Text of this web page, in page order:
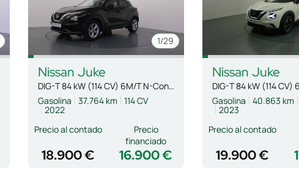
1/29
Nissan Juke
DIG-T 84 kW (114 CV) 6M/T N-Connecta
Gasolina
37.764 km 114 CV
2022
Precio al contado
18.900 € 16.900 €
Precio
financiado
Nissan Juke
Gasolina
40.863 km
2023
Precio al contado
19.900 €